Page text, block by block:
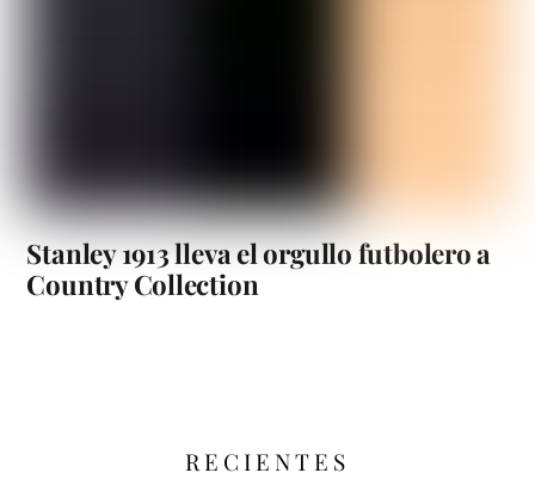
Stanley 1913 lleva el orgullo futbolero a
Country Collection
RECIENTES